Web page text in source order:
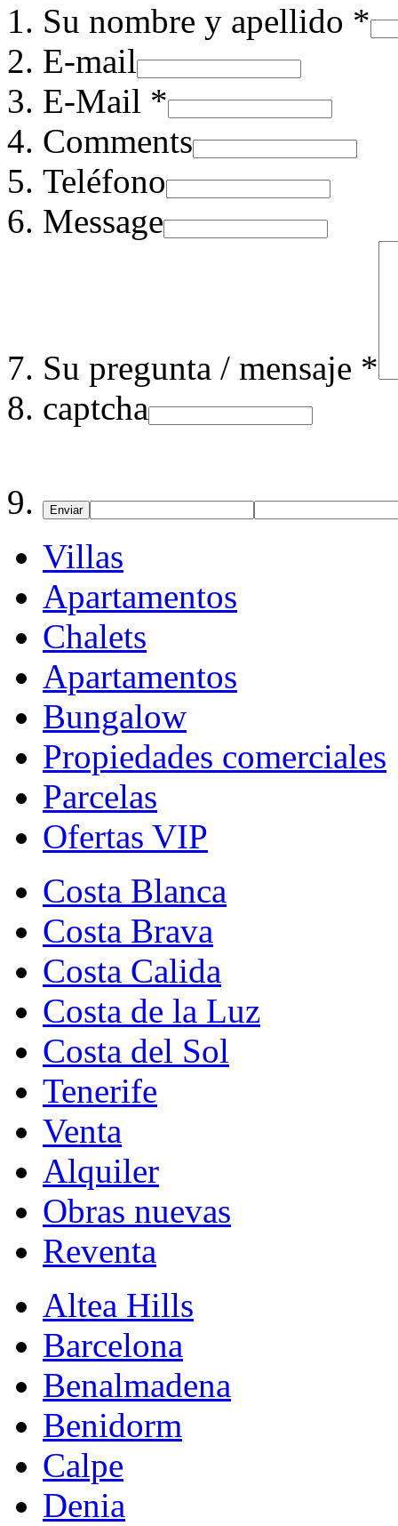
Su nombre y apellido *
E-mail
E-Mail *
Comments
Teléfono
Message
Su pregunta / mensaje *
captcha
Enviar
Villas
Apartamentos
Chalets
Apartamentos
Bungalow
Propiedades comerciales
Parcelas
Ofertas VIP
Costa Blanca
Costa Brava
Costa Calida
Costa de la Luz
Costa del Sol
Tenerife
Venta
Alquiler
Obras nuevas
Reventa
Altea Hills
Barcelona
Benalmadena
Benidorm
Calpe
Denia